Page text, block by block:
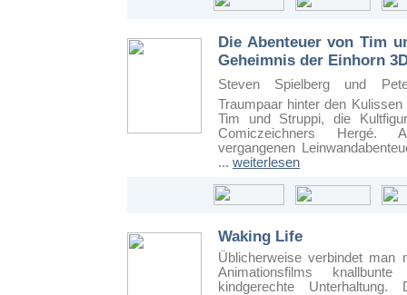
Die Abenteuer von Tim
Geheimnis der Einhorn
Steven Spielberg und
Traumpaar hinter den
Tim und Struppi, die
Comiczeichners Hergé.
vergangenen
... weiterlesen
Waking Life
Üblicherweise verbindet man
Animationsfilms
kindgerechte Unterhaltung.